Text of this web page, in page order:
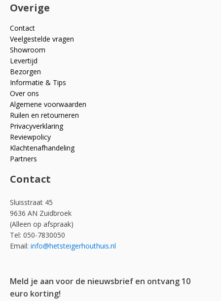
Overige
Contact
Veelgestelde vragen
Showroom
Levertijd
Bezorgen
Informatie & Tips
Over ons
Algemene voorwaarden
Ruilen en retourneren
Privacyverklaring
Reviewpolicy
Klachtenafhandeling
Partners
Contact
Sluisstraat 45
9636 AN Zuidbroek
(Alleen op afspraak)
Tel: 050-7830050
Email: info@hetsteigerhouthuis.nl
Meld je aan voor de nieuwsbrief en ontvang 10
euro korting!